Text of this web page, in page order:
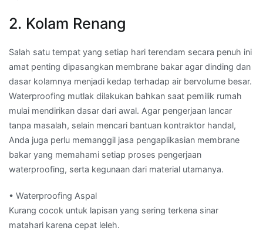
2. Kolam Renang
Salah satu tempat yang setiap hari terendam secara penuh ini
amat penting dipasangkan membrane bakar agar dinding dan
dasar kolamnya menjadi kedap terhadap air bervolume besar.
Waterproofing mutlak dilakukan bahkan saat pemilik rumah
mulai mendirikan dasar dari awal. Agar pengerjaan lancar
tanpa masalah, selain mencari bantuan kontraktor handal,
Anda juga perlu memanggil jasa pengaplikasian membrane
bakar yang memahami setiap proses pengerjaan
waterproofing, serta kegunaan dari material utamanya.
• Waterproofing Aspal
Kurang cocok untuk lapisan yang sering terkena sinar
matahari karena cepat leleh.